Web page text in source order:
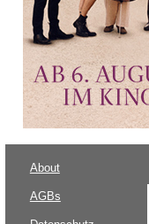
About
AGBs